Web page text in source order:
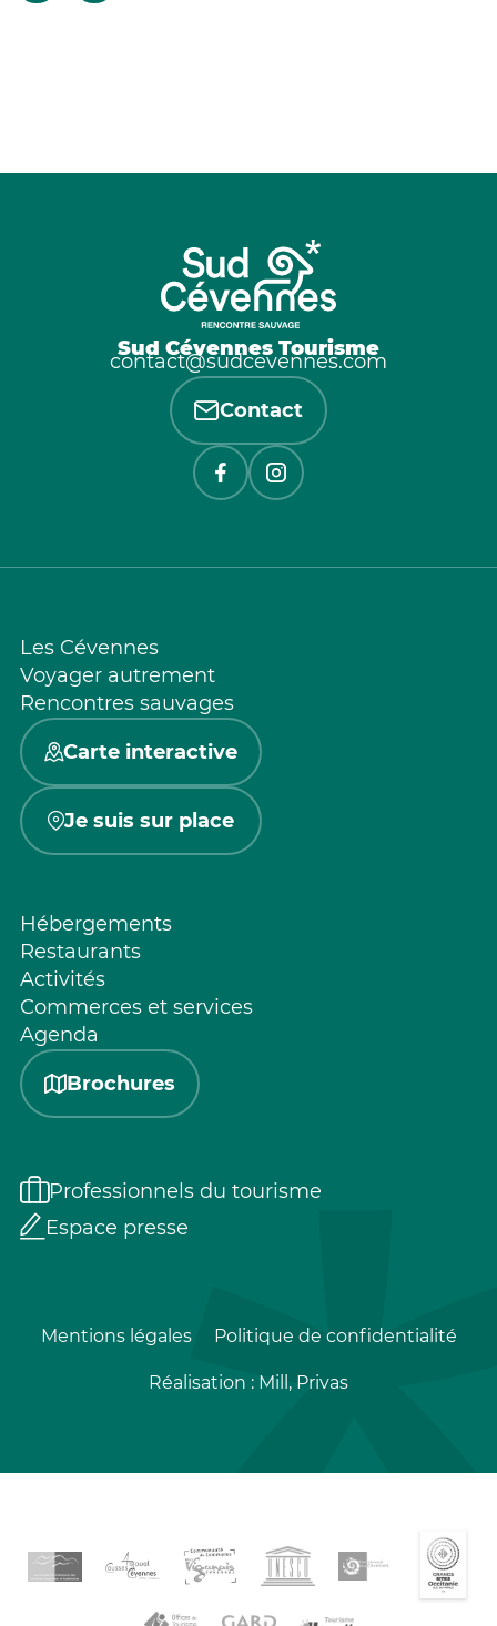
Sud Cévennes Tourisme
contact@sudcevennes.com
Contact
Les Cévennes
Voyager autrement
Rencontres sauvages
Carte interactive
Je suis sur place
Hébergements
Restaurants
Activités
Commerces et services
Agenda
Brochures
Professionnels du tourisme
Espace presse
Mentions légales Politique de confidentialité
Réalisation : Mill, Privas